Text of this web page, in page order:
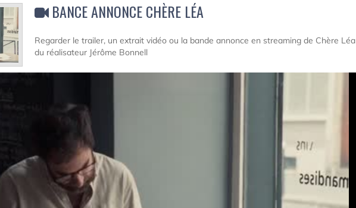
BANCE ANNONCE CHÈRE LÉA
Regarder le trailer, un extrait vidéo ou la bande annonce en streaming de Chère Léa
du réalisateur Jérôme Bonnell